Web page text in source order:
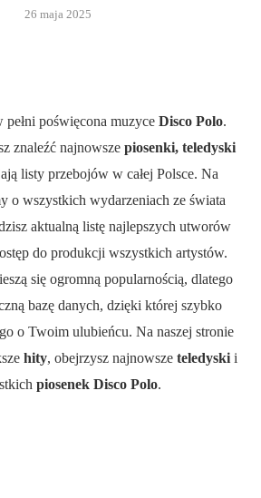
26 maja 2025
pełni poświęcona muzyce Disco Polo.
znaleźć najnowsze piosenki, teledyski
listy przebojów w całej Polsce. Na
o wszystkich wydarzeniach ze świata
aktualną listę najlepszych utworów
do produkcji wszystkich artystów.
się ogromną popularnością, dlatego
bazę danych, dzięki której szybko
o Twoim ulubieńcu. Na naszej stronie
hity, obejrzysz najnowsze teledyski i
piosenek Disco Polo.